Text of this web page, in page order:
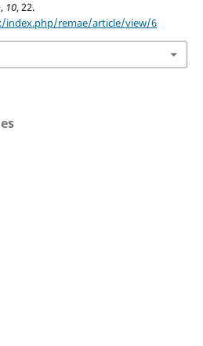
, 10, 22.
remae/article/view/6